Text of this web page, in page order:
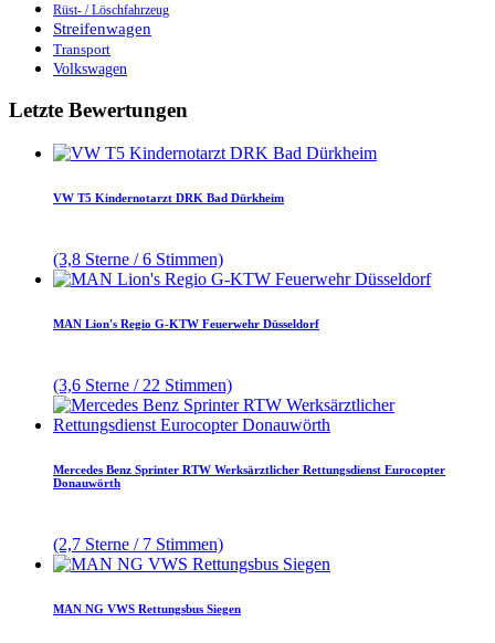
Rüst- / Löschfahrzeug
Streifenwagen
Transport
Volkswagen
Letzte Bewertungen
VW T5 Kindernotarzt DRK Bad Dürkheim
(3,8 Sterne / 6 Stimmen)
MAN Lion's Regio G-KTW Feuerwehr Düsseldorf
(3,6 Sterne / 22 Stimmen)
Mercedes Benz Sprinter RTW Werksärztlicher Rettungsdienst Eurocopter
Donauwörth
(2,7 Sterne / 7 Stimmen)
MAN NG VWS Rettungsbus Siegen